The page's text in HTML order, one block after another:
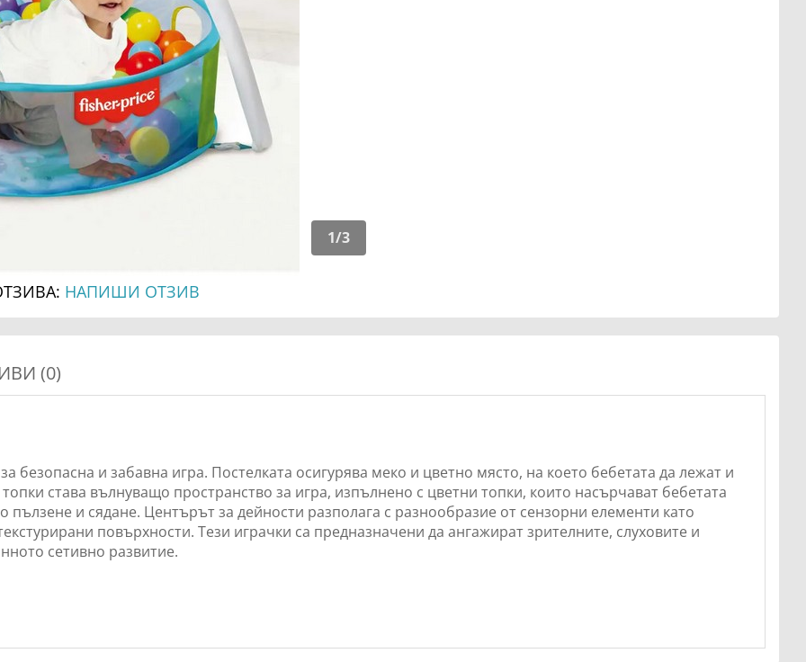
НАПИШИ ОТЗИВ
1/3
(0)
безопасна и забавна игра. Постелката осигурява меко и цветно място, на което бебетата да лежат и
става вълнуващо пространство за игра, изпълнено с цветни топки, които насърчават бебетата
пълзене и сядане. Центърът за дейности разполага с разнообразие от сензорни елементи като
повърхности. Тези играчки са предназначени да ангажират зрителните, слуховите и
сетивно развитие.